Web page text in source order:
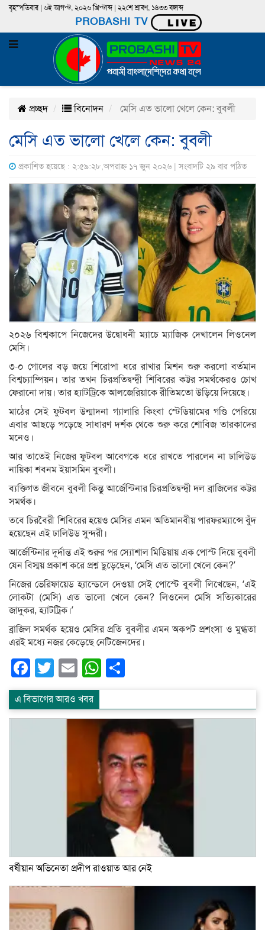
বৃহস্পতিবার | ৬ই আগস্ট, ২০২৬ খ্রিস্টাব্দ | ২২শে শ্রাবণ, ১৪৩৩ বঙ্গাব্দ
PROBASHI TV
প্রচ্ছদ বিনোদন মেসি এত ভালো খেলে কেন: বুবলী
মেসি এত ভালো খেলে কেন: বুবলী
প্রকাশিত হয়েছে : ২:৫৯:২৮,অপরাহ্ন ১৭ জুন ২০২৬ | সংবাদটি ২৯ বার পঠিত
২০২৬ বিশ্বকাপে নিজেদের উদ্বোধনী ম্যাচে ম্যাজিক দেখালেন লিওনেল
মেসি।
৩-০ গোলের বড় জয়ে শিরোপা ধরে রাখার মিশন শুরু করলো বর্তমান
বিশ্বচ্যাম্পিয়ন। তার তখন চিরপ্রতিদ্বন্দ্বী শিবিরের কট্টর সমর্থকেরও চোখ
ফেরানো দায়। তার হ্যাটট্রিকে আলজেরিয়াকে রীতিমতো উড়িয়ে দিয়েছে।
মাঠের সেই ফুটবল উন্মাদনা গ্যালারি কিংবা স্টেডিয়ামের গণ্ডি পেরিয়ে
এবার আছড়ে পড়েছে সাধারণ দর্শক থেকে শুরু করে শোবিজ তারকাদের
মনেও।
আর তাতেই নিজের ফুটবল আবেগকে ধরে রাখতে পারলেন না ঢালিউড
নায়িকা শবনম ইয়াসমিন বুবলী।
ব্যক্তিগত জীবনে বুবলী কিন্তু আর্জেন্টিনার চিরপ্রতিদ্বন্দ্বী দল ব্রাজিলের কট্টর
সমর্থক।
তবে চিরবৈরী শিবিরের হয়েও মেসির এমন অতিমানবীয় পারফরম্যান্সে বুঁদ
হয়েছেন এই ঢালিউড সুন্দরী।
আর্জেন্টিনার দুর্দান্ত এই শুরুর পর স্যোশাল মিডিয়ায় এক পোস্ট দিয়ে বুবলী
যেন বিস্ময় প্রকাশ করে প্রশ্ন ছুড়েছেন, ‘মেসি এত ভালো খেলে কেন?’
নিজের ভেরিফায়েড হ্যান্ডেলে দেওয়া সেই পোস্টে বুবলী লিখেছেন, ‘এই
লোকটা (মেসি) এত ভালো খেলে কেন? লিওনেল মেসি সত্যিকারের
জাদুকর, হ্যাটট্রিক।’
ব্রাজিল সমর্থক হয়েও মেসির প্রতি বুবলীর এমন অকপট প্রশংসা ও মুগ্ধতা
এরই মধ্যে নজর কেড়েছে নেটিজেনদের।
Facebook
Twitter
EmailWhatsApp
এ বিভাগের আরও খবর
বর্ষীয়ান অভিনেতা প্রদীপ রাওয়াত আর নেই